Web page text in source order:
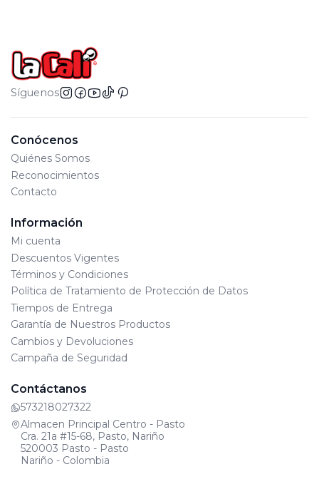
Síguenos
Conócenos
Quiénes Somos
Reconocimientos
Contacto
Información
Mi cuenta
Descuentos Vigentes
Términos y Condiciones
Política de Tratamiento de Protección de Datos
Tiempos de Entrega
Garantía de Nuestros Productos
Cambios y Devoluciones
Campaña de Seguridad
Contáctanos
573218027322
Almacen Principal Centro - Pasto
Cra. 21a #15-68, Pasto, Nariño
520003 Pasto - Pasto
Nariño - Colombia